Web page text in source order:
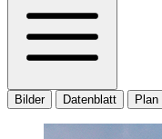
Bilder Datenblatt Plan